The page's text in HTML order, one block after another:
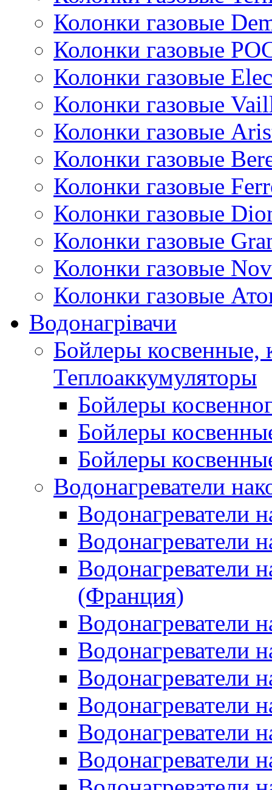
Колонки газовые
Колонки газовые
Колонки газовые
Колонки газовые
Колонки газовые
Колонки газовые
Колонки газовые
Колонки газовые
Колонки газовые
Колонки газовые
Колонки газовые
Водонагрівачи
Бойлеры косвенные,
Теплоаккумуляторы
Бойлеры
Бойлеры
Бойлеры
Водонагреватели
Водонагреватели
Водонагреватели
Водонагреватели
(Франция)
Водонагреватели
Водонагреватели
Водонагреватели
Водонагреватели
Водонагреватели
Водонагреватели